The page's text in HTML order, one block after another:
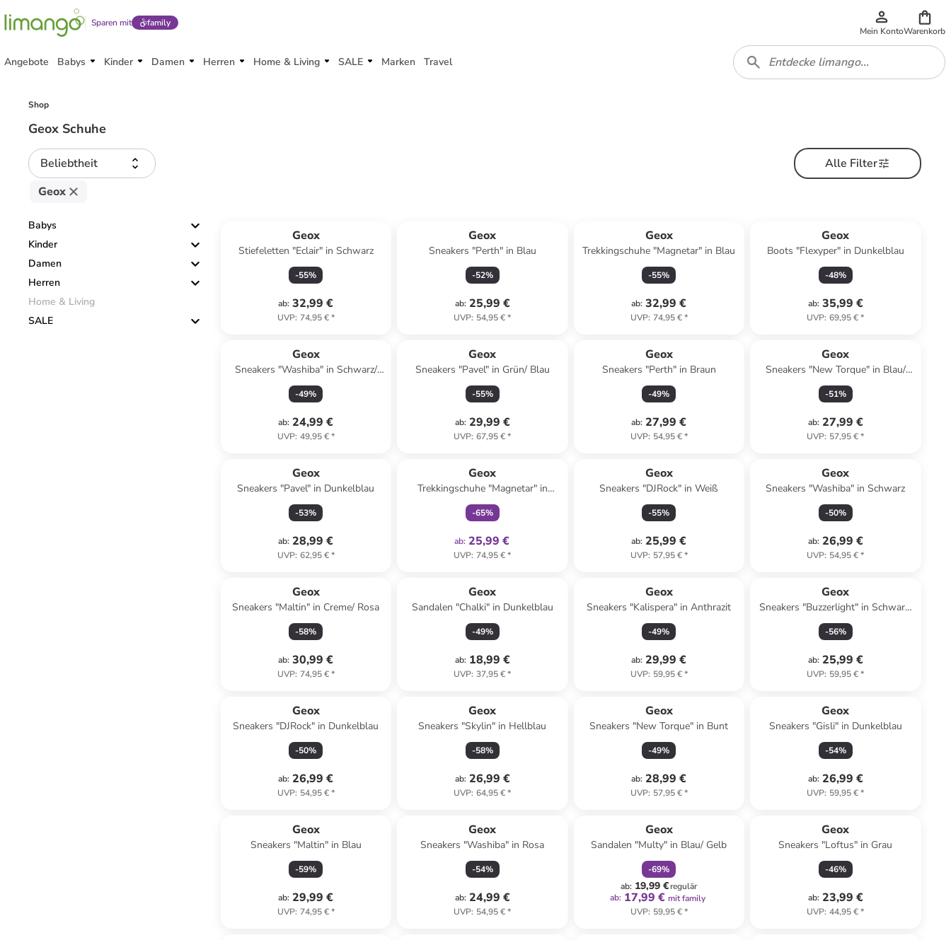
Sparen mit family
Mein KontoWarenkorb
Angebote Babys Kinder Damen Herren Home & Living SALE Marken Travel
Shop
Geox Schuhe
Beliebtheit
Alle Filter
Geox
Babys
Kinder
Damen
Herren
Home & Living
SALE
Geox
Stiefeletten "Eclair" in Schwarz
-55%
ab: 32,99 €
UVP: 74,95 €*
Geox
Sneakers "Perth" in Blau
-52%
ab: 25,99 €
UVP: 54,95 €*
Geox
Trekkingschuhe "Magnetar" in Blau
-55%
ab: 32,99 €
UVP: 74,95 €*
Geox
Boots "Flexyper" in Dunkelblau
-48%
ab: 35,99 €
UVP: 69,95 €*
Geox
Sneakers "Washiba" in Schwarz/
Blau
-49%
ab: 24,99 €
UVP: 49,95 €*
Geox
Sneakers "Pavel" in Grün/ Blau
-55%
ab: 29,99 €
UVP: 67,95 €*
Geox
Sneakers "Perth" in Braun
-49%
ab: 27,99 €
UVP: 54,95 €*
Geox
Sneakers "New Torque" in Blau/
Pink
-51%
ab: 27,99 €
UVP: 57,95 €*
Geox
Sneakers "Pavel" in Dunkelblau
-53%
ab: 28,99 €
UVP: 62,95 €*
Geox
Trekkingschuhe "Magnetar" in
Schwarz/ Rot/ Grau
-65%
ab: 25,99 €
UVP: 74,95 €*
Geox
Sneakers "DJRock" in Weiß
-55%
ab: 25,99 €
UVP: 57,95 €*
Geox
Sneakers "Washiba" in Schwarz
-50%
ab: 26,99 €
UVP: 54,95 €*
Geox
Sneakers "Maltin" in Creme/ Rosa
-58%
ab: 30,99 €
UVP: 74,95 €*
Geox
Sandalen "Chalki" in Dunkelblau
-49%
ab: 18,99 €
UVP: 37,95 €*
Geox
Sneakers "Kalispera" in Anthrazit
-49%
ab: 29,99 €
UVP: 59,95 €*
Geox
Sneakers "Buzzerlight" in Schwarz/
Rot
-56%
ab: 25,99 €
UVP: 59,95 €*
Geox
Sneakers "DJRock" in Dunkelblau
-50%
ab: 26,99 €
UVP: 54,95 €*
Geox
Sneakers "Skylin" in Hellblau
-58%
ab: 26,99 €
UVP: 64,95 €*
Geox
Sneakers "New Torque" in Bunt
-49%
ab: 28,99 €
UVP: 57,95 €*
Geox
Sneakers "Gisli" in Dunkelblau
-54%
ab: 26,99 €
UVP: 59,95 €*
Geox
Sneakers "Maltin" in Blau
-59%
ab: 29,99 €
UVP: 74,95 €*
Geox
Sneakers "Washiba" in Rosa
-54%
ab: 24,99 €
UVP: 54,95 €*
Geox
Sandalen "Multy" in Blau/ Gelb
-69%
ab: 19,99 €regulär
ab: 17,99 € mit family
UVP: 59,95 €*
Geox
Sneakers "Loftus" in Grau
-46%
ab: 23,99 €
UVP: 44,95 €*